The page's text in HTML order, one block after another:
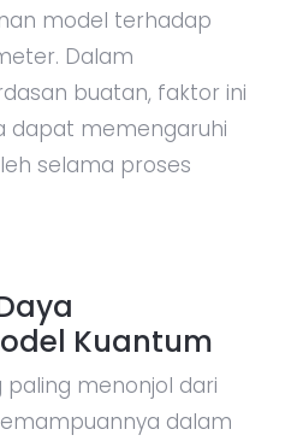
model terhadap
Dalam
buatan, faktor ini
dapat memengaruhi
selama proses
Kuantum
paling menonjol dari
dalam